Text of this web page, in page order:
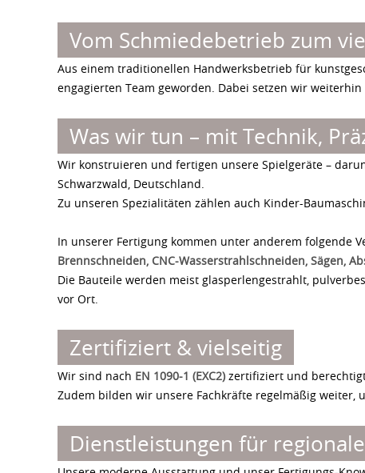
Vom Schmiedebetrieb zum
Aus einem traditionellen Handwerksbetrieb für
engagierten Team geworden. Dabei setzen wir
Was wir tun – mit Technik,
Wir konstruieren und fertigen unsere Spielgeräte –
Schwarzwald, Deutschland.
Zu unseren Spezialitäten zählen auch Kinder-
In unserer Fertigung kommen unter anderem folgende
Brennschneiden, CNC-Wasserstrahlschneiden, Sägen,
Die Bauteile werden meist glasperlengestrahlt,
vor Ort.
Zertifiziert & vielseitig
Wir sind nach EN 1090-1 (EXC2) zertifiziert und
Zudem bilden wir unsere Fachkräfte regelmäßig
Dienstleistungen für